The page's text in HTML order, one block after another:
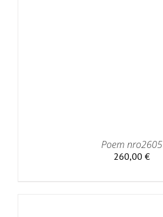
Poem nro2605
260,00 €